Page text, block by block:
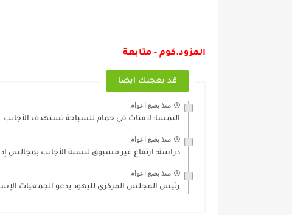
المزود.كوم - متابعة
قد يعجبك ايضا
منذ بضع اعوام
النمسا: لافتات في حمام للسباحة تستهدف الأجانب
منذ بضع اعوام
دراسة: ارتفاع غير مسبوق لنسبة الأجانب بمجالس
منذ بضع اعوام
رئيس المجلس المركزي لليهود يدعو الجمعيات